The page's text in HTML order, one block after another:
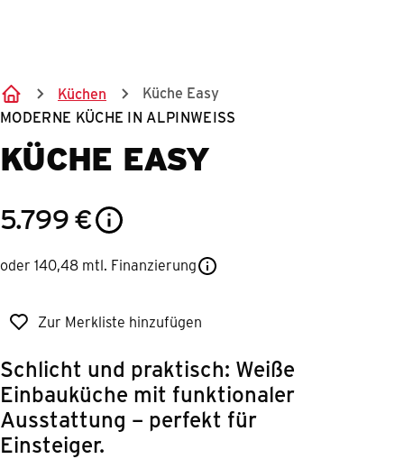
Küchen
Küche Easy
MODERNE KÜCHE IN ALPINWEISS
KÜCHE EASY
5.799€
oder 140,48 mtl. Finanzierung
Zur Merkliste hinzufügen
Schlicht und praktisch: Weiße
Einbauküche mit funktionaler
Ausstattung – perfekt für
Einsteiger.